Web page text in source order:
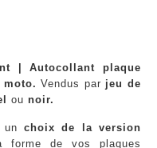
| Autocollant plaque
Vendus par jeu de
ou noir.
un choix de la version
forme de vos plaques